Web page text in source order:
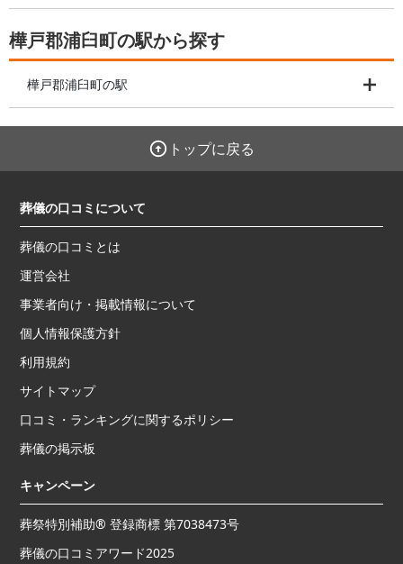
樺戸郡浦臼町の駅から探す
樺戸郡浦臼町の駅
トップに戻る
葬儀の口コミについて
葬儀の口コミとは
運営会社
事業者向け・掲載情報について
個人情報保護方針
利用規約
サイトマップ
口コミ・ランキングに関するポリシー
葬儀の掲示板
キャンペーン
葬祭特別補助® 登録商標 第7038473号
葬儀の口コミアワード2025